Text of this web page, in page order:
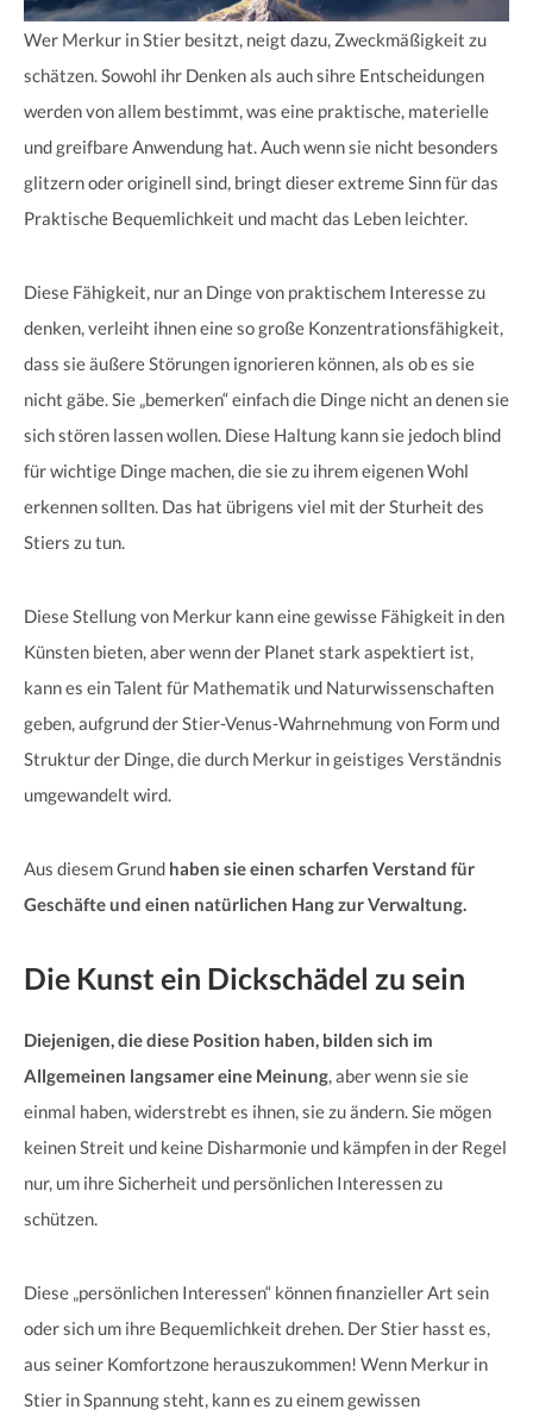
Wer Merkur in Stier besitzt, neigt dazu, Zweckmäßigkeit zu
schätzen. Sowohl ihr Denken als auch sihre Entscheidungen
werden von allem bestimmt, was eine praktische, materielle
und greifbare Anwendung hat. Auch wenn sie nicht besonders
glitzern oder originell sind, bringt dieser extreme Sinn für das
Praktische Bequemlichkeit und macht das Leben leichter.
Diese Fähigkeit, nur an Dinge von praktischem Interesse zu
denken, verleiht ihnen eine so große Konzentrationsfähigkeit,
dass sie äußere Störungen ignorieren können, als ob es sie
nicht gäbe. Sie „bemerken“ einfach die Dinge nicht an denen sie
sich stören lassen wollen. Diese Haltung kann sie jedoch blind
für wichtige Dinge machen, die sie zu ihrem eigenen Wohl
erkennen sollten. Das hat übrigens viel mit der Sturheit des
Stiers zu tun.
Diese Stellung von Merkur kann eine gewisse Fähigkeit in den
Künsten bieten, aber wenn der Planet stark aspektiert ist,
kann es ein Talent für Mathematik und Naturwissenschaften
geben, aufgrund der Stier-Venus-Wahrnehmung von Form und
Struktur der Dinge, die durch Merkur in geistiges Verständnis
umgewandelt wird.
Aus diesem Grund haben sie einen scharfen Verstand für
Geschäfte und einen natürlichen Hang zur Verwaltung.
Die Kunst ein Dickschädel zu sein
Diejenigen, die diese Position haben, bilden sich im
Allgemeinen langsamer eine Meinung, aber wenn sie sie
einmal haben, widerstrebt es ihnen, sie zu ändern. Sie mögen
keinen Streit und keine Disharmonie und kämpfen in der Regel
nur, um ihre Sicherheit und persönlichen Interessen zu
schützen.
Diese „persönlichen Interessen“ können finanzieller Art sein
oder sich um ihre Bequemlichkeit drehen. Der Stier hasst es,
aus seiner Komfortzone herauszukommen! Wenn Merkur in
Stier in Spannung steht, kann es zu einem gewissen